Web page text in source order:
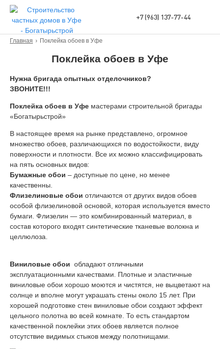
+7 (963) 137-77-44
Главная › Поклейка обоев в Уфе
Поклейка обоев в Уфе
Нужна бригада опытных отделочников?
ЗВОНИТЕ!!!
Поклейка обоев в Уфе мастерами строительной бригады
«Богатырьстрой»
В настоящее время на рынке представлено, огромное
множество обоев, различающихся по водостойкости, виду
поверхности и плотности. Все их можно классифицировать
на пять основных видов:
Бумажные обои – доступные по цене, но менее
качественны.
Флизелиновые обои отличаются от других видов обоев
особой флизелиновой основой, которая используется вместо
бумаги. Флизелин — это комбинированный материал, в
состав которого входят синтетические тканевые волокна и
целлюлоза.
Виниловые обои обладают отличными
эксплуатационными качествами. Плотные и эластичные
виниловые обои хорошо моются и чистятся, не выцветают на
солнце и вполне могут украшать стены около 15 лет. При
хорошей подготовке стен виниловые обои создают эффект
цельного полотна во всей комнате. То есть стандартом
качественной поклейки этих обоев является полное
отсутствие видимых стыков между полотнищами.